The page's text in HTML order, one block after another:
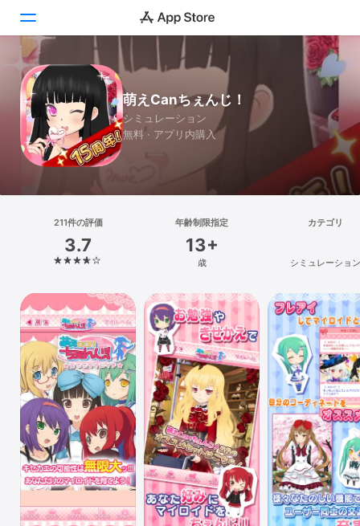
Today
ゲーム
アプリ
検索
プラットフォーム
iPhone
iPad
Mac
Vision
Watch
TV
萌えCanちぇんじ！
シミュレーション
無料 · アプリ内購入
211件の評価
3.7
年齢制限指定
13+
歳
カテゴリ
シミュレーション